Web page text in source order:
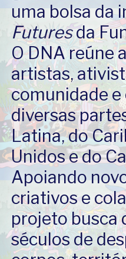
uma bolsa da
Futuresda
O DNA reúne
artistas,
comunidade
diversas
Latina, do
Unidos e do
Apoiando
criativos e
projeto busca
séculos de